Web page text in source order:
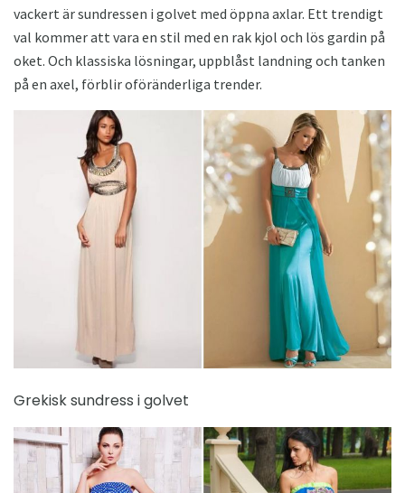
vackert är sundressen i golvet med öppna axlar. Ett trendigt
val kommer att vara en stil med en rak kjol och lös gardin på
oket. Och klassiska lösningar, uppblåst landning och tanken
på en axel, förblir oföränderliga trender.
Grekisk sundress i golvet